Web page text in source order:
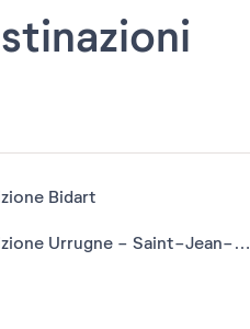
Bidart
Posizione Urrugne - Saint-Jean-de-Luz